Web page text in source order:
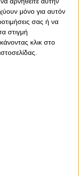
μόνο για αυτόν
σας ή να
στιγμή
κλικ στο
είσαι…
κατάκτηση του